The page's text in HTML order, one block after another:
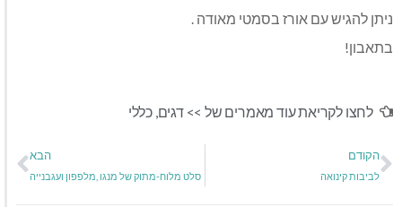
ניתן להגיש עם אורז בסמטי מאודה .
בתאבון!
לחצו לקריאת עוד מאמרים של >> דגים,כללי
הקודם
לביבות קינואה
הבא
סלט מלוח-מתוק של מנגו ,מלפפון ועגבנייה